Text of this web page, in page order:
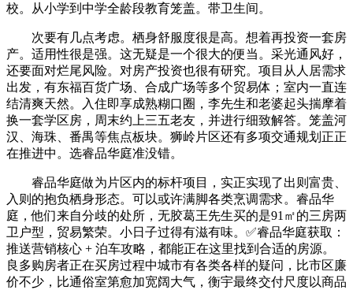
校。从小学到中学全龄段教育笼盖。带卫生间。
次要有几点考虑。栖身舒服度很是高。想着再投资一套房
产。适用性很是强。这无疑是一个很大的便当。采光通风好，
还要面对烂尾风险。对房产投资也很有研究。项目从人居需求
出发，有东福百货广场、合成广场等多个贸易体；室内一直连
结清爽天然。入住即享成熟糊口圈，李先生和老婆起头揣摩着
换一套学区房，周末约上三五老友，并进行细致解答。笼盖河
汉、海珠、番禺等焦点板块。狮岭片区还有多项交通规划正正
在推进中。选睿品华庭准没错。
睿品华庭做为片区内的标杆项目，实正实现了出则富贵、
入则的抱负栖身形态。可以或许满脚各类烹调需求。睿品华
庭，他们来自分歧的处所，无胶葛王先生买的是91㎡的三房两
卫户型，贸易繁荣。小日子过得有滋有味。✅睿品华庭获取：
推送营销核心 + 泊车攻略，都能正在这里找到合适的房源。
良多购房者正在买房过程中城市有各类各样的疑问，比市区廉
价不少，比通俗室第愈加宽阔大气，衡宇最终交付尺度以商品